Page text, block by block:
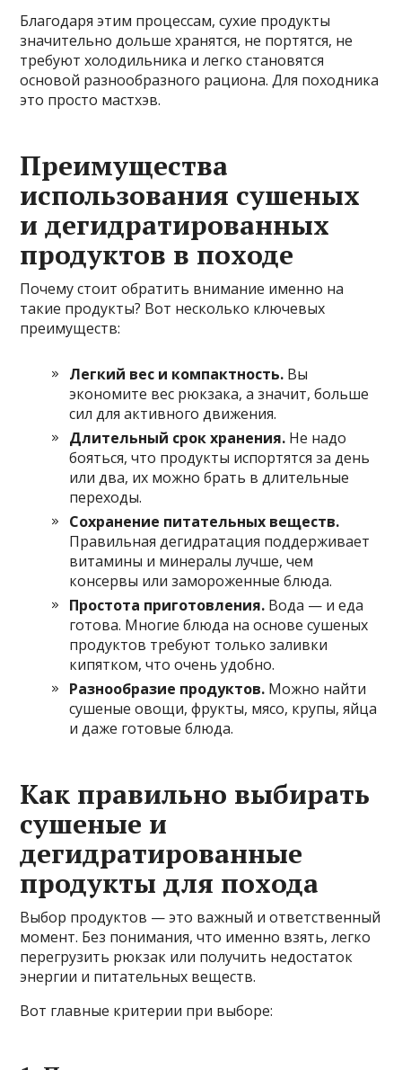
Благодаря этим процессам, сухие продукты
значительно дольше хранятся, не портятся, не
требуют холодильника и легко становятся
основой разнообразного рациона. Для походника
это просто мастхэв.
Преимущества
использования сушеных
и дегидратированных
продуктов в походе
Почему стоит обратить внимание именно на
такие продукты? Вот несколько ключевых
преимуществ:
Легкий вес и компактность. Вы
экономите вес рюкзака, а значит, больше
сил для активного движения.
Длительный срок хранения. Не надо
бояться, что продукты испортятся за день
или два, их можно брать в длительные
переходы.
Сохранение питательных веществ.
Правильная дегидратация поддерживает
витамины и минералы лучше, чем
консервы или замороженные блюда.
Простота приготовления. Вода — и еда
готова. Многие блюда на основе сушеных
продуктов требуют только заливки
кипятком, что очень удобно.
Разнообразие продуктов. Можно найти
сушеные овощи, фрукты, мясо, крупы, яйца
и даже готовые блюда.
Как правильно выбирать
сушеные и
дегидратированные
продукты для похода
Выбор продуктов — это важный и ответственный
момент. Без понимания, что именно взять, легко
перегрузить рюкзак или получить недостаток
энергии и питательных веществ.
Вот главные критерии при выборе: